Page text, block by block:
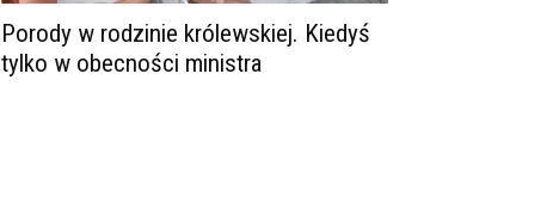
Porody w rodzinie królewskiej. Kiedyś
tylko w obecności ministra